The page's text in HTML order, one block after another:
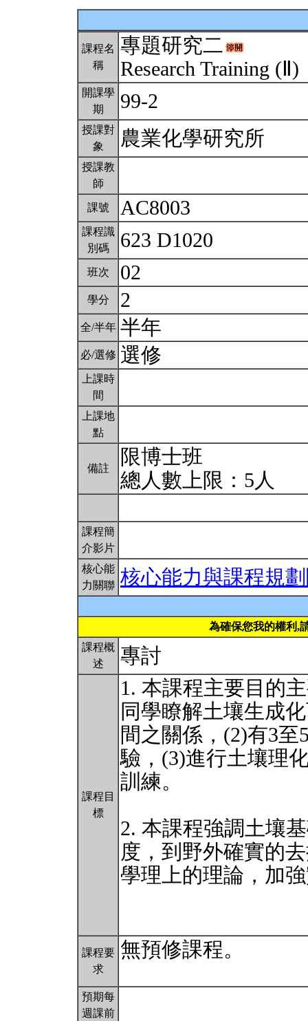
課程名
稱
專題研究二
Research Training (Ⅱ)
開課學
期
99-2
授課對
象
農業化學研究所
授課教
師
課號 AC8003
課程識
別碼
623 D1020
班次 02
學分 2
全/半年 半年
必/選修 選修
上課時
間
上課地
點
備註
限博士班
總人數上限：5人
課程簡
介影片
核心能
力關聯 核心能力與課程規
為確保您我的權利,
課程概
述
專討
課程目
標
1. 本課程主要目的
同學瞭解土壤生成
間之關係，(2)有3
驗，(3)進行土壤理
訓練。
2. 本課程強調土壤
度，到野外確實的
學理上的理論，加
課程要
求
無預修課程。
預期每
週課前